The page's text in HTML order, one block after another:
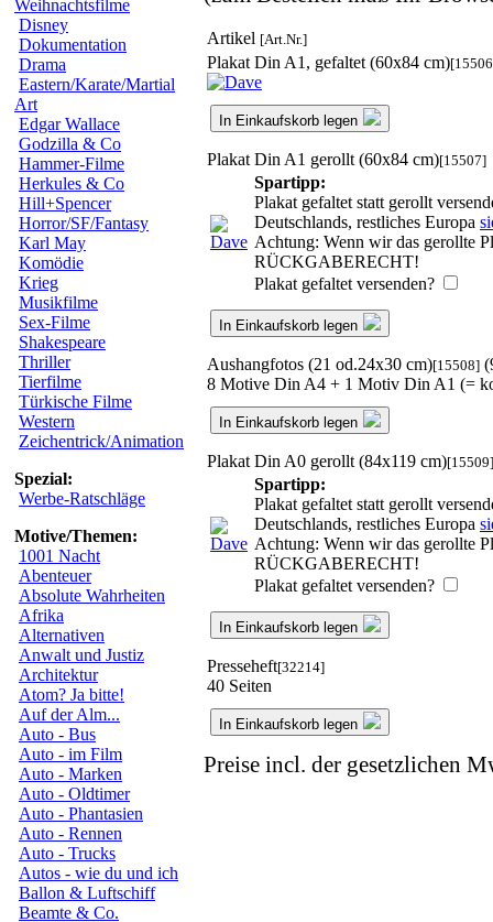
Weihnachtsfilme
Disney
Dokumentation
Drama
Eastern/Karate/Martial
Art
Edgar Wallace
Godzilla & Co
Hammer-Filme
Herkules & Co
Hill+Spencer
Horror/SF/Fantasy
Karl May
Komödie
Krieg
Musikfilme
Sex-Filme
Shakespeare
Thriller
Tierfilme
Türkische Filme
Western
Zeichentrick/Animation
Spezial:
Werbe-Ratschläge
Motive/Themen:
1001 Nacht
Abenteuer
Absolute Wahrheiten
Afrika
Alternativen
Anwalt und Justiz
Architektur
Atom? Ja bitte!
Auf der Alm...
Auto - Bus
Auto - im Film
Auto - Marken
Auto - Oldtimer
Auto - Phantasien
Auto - Rennen
Auto - Trucks
Autos - wie du und ich
Ballon & Luftschiff
Beamte & Co.
Artikel [Art.Nr.]
Plakat Din A1, gefaltet (60x84 cm)
In Einkaufskorb legen
Plakat Din A1 gerollt (60x84 cm)[15507]
Spartipp:
Plakat gefaltet statt gerollt
Deutschlands, restliches Europa
Achtung: Wenn wir das gerollte
RÜCKGABERECHT!
Plakat gefaltet versenden?
In Einkaufskorb legen
Aushangfotos (21 od.24x30 cm)[15508]
8 Motive Din A4 + 1 Motiv Din A1 (=
In Einkaufskorb legen
Plakat Din A0 gerollt (84x119 cm)[15509]
Spartipp:
Plakat gefaltet statt gerollt
Deutschlands, restliches Europa
Achtung: Wenn wir das gerollte
RÜCKGABERECHT!
Plakat gefaltet versenden?
In Einkaufskorb legen
Presseheft[32214]
40 Seiten
In Einkaufskorb legen
Preise incl. der gesetzlichen